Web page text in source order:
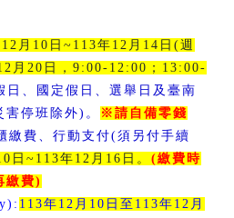
月10日~113年12月14日(週
月20日，9:00-12:00；13:00-
日、國定假日、選舉日及臺南
停班除外)。
※請自備零錢
繳費、行動支付(須另付手續
日~113年12月16日。 (繳費時
繳費)
113年12月10日至113年12月